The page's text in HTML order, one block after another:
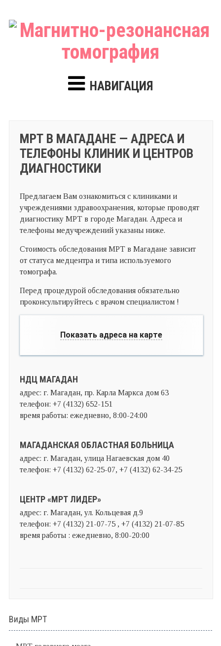
НАВИГАЦИЯ
МРТ В МАГАДАНЕ — АДРЕСА И
ТЕЛЕФОНЫ КЛИНИК И ЦЕНТРОВ
ДИАГНОСТИКИ
Предлагаем Вам ознакомиться с клиниками и
учреждениями здравоохранения, которые проводят
диагностику МРТ в городе Магадан. Адреса и
телефоны медучреждений указаны ниже.
Стоимость обследования МРТ в Магадане зависит
от статуса медцентра и типа используемого
томографа.
Перед процедурой обследования обязательно
проконсультируйтесь с врачом специалистом !
Показать адреса на карте
НДЦ МАГАДАН
адрес: г. Магадан, пр. Карла Маркса дом 63
телефон: +7 (4132) 652-151
время работы: ежедневно, 8:00-24:00
МАГАДАНСКАЯ ОБЛАСТНАЯ БОЛЬНИЦА
адрес: г. Магадан, улица Нагаевская дом 40
телефон: +7 (4132) 62-25-07, +7 (4132) 62-34-25
ЦЕНТР «МРТ ЛИДЕР»
адрес: г. Магадан, ул. Кольцевая д.9
телефон: +7 (4132) 21-07-75 , +7 (4132) 21-07-85
время работы : ежедневно, 8:00-20:00
Виды МРТ